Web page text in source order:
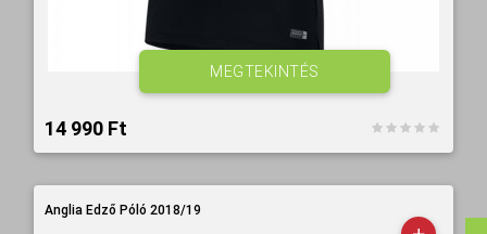
14 990 Ft‎
MEGTEKINTÉS
Anglia Edző Póló 2018/19